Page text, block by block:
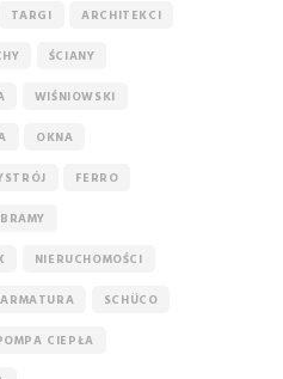
TARGI ARCHITEKCI
ŚCIANY
WIŚNIOWSKI
OKNA
FERRO
BRAMY
NIERUCHOMOŚCI
ARMATURA SCHÜCO
CIEPŁA